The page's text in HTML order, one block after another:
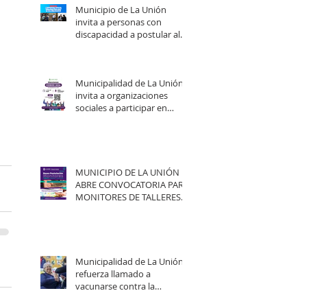
Municipio de La Unión
invita a personas con
discapacidad a postular al
Municipalidad de La Unión
invita a organizaciones
sociales a participar en
MUNICIPIO DE LA UNIÓN
ABRE CONVOCATORIA PARA
MONITORES DE TALLERES
Municipalidad de La Unión
refuerza llamado a
vacunarse contra la